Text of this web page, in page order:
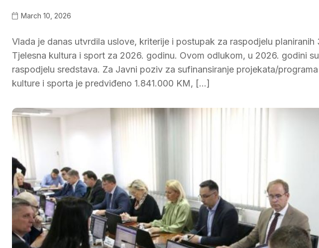
March 10, 2026
Vlada je danas utvrdila uslove, kriterije i postupak za raspodjelu
Tjelesna kultura i sport za 2026. godinu. Ovom odlukom, u 2026. godini
raspodjelu sredstava. Za Javni poziv za sufinansiranje projekata/
kulture i sporta je predviđeno 1.841.000 KM, […]